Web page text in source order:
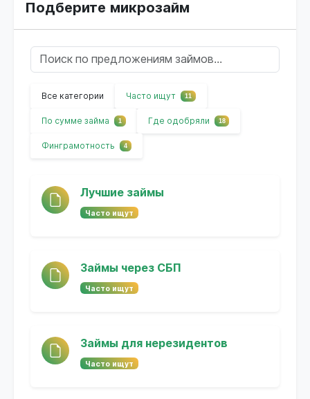
Подберите микрозайм
Все категории Часто ищут 11
По сумме займа 1 Где одобряли 18
Финграмотность 4
Лучшие займы
Часто ищут
Займы через СБП
Часто ищут
Займы для нерезидентов
Часто ищут